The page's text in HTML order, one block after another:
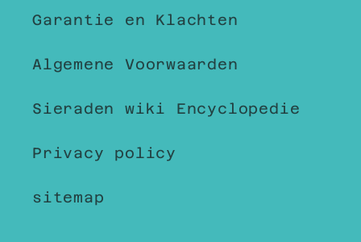
Garantie en Klachten
Algemene Voorwaarden
Sieraden wiki Encyclopedie
Privacy policy
sitemap